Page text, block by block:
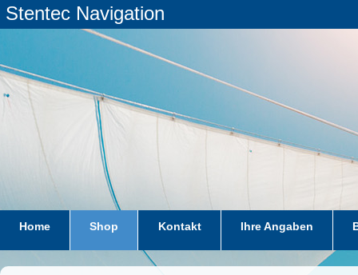
Stentec Navigation
Home Shop Kontakt Ihre Angaben